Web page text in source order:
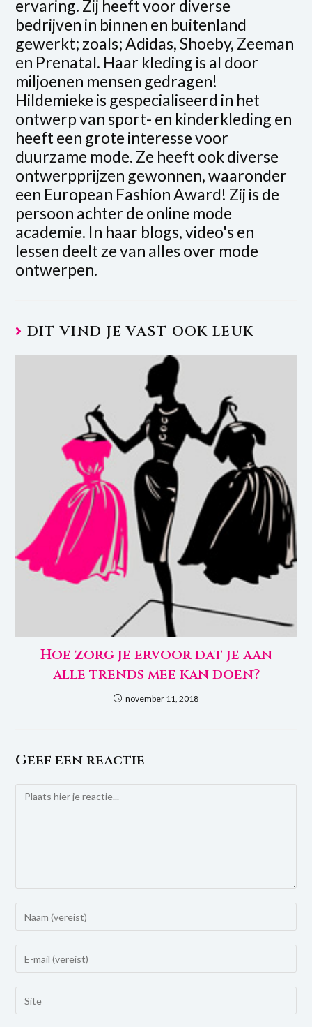
ervaring. Zij heeft voor diverse
bedrijven in binnen en buitenland
gewerkt; zoals; Adidas, Shoeby, Zeeman
en Prenatal. Haar kleding is al door
miljoenen mensen gedragen!
Hildemieke is gespecialiseerd in het
ontwerp van sport- en kinderkleding en
heeft een grote interesse voor
duurzame mode. Ze heeft ook diverse
ontwerpprijzen gewonnen, waaronder
een European Fashion Award! Zij is de
persoon achter de online mode
academie. In haar blogs, video's en
lessen deelt ze van alles over mode
ontwerpen.
DIT VIND JE VAST OOK LEUK
Hoe zorg je ervoor dat je aan
alle trends mee kan doen?
november 11, 2018
Geef een reactie